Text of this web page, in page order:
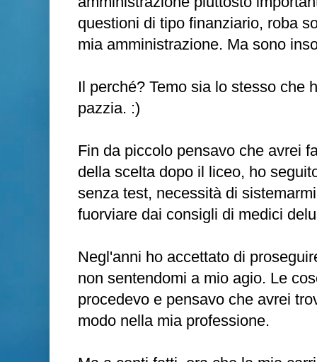
questioni di tipo finanziario, roba
mia amministrazione. Ma sono
Il perché? Temo sia lo stesso che
pazzia. :)
Fin da piccolo pensavo che avrei
della scelta dopo il liceo, ho
senza test, necessità di
fuorviare dai consigli di medici
Negl'anni ho accettato di
non sentendomi a mio agio. Le
procedevo e pensavo che avrei
modo nella mia professione.